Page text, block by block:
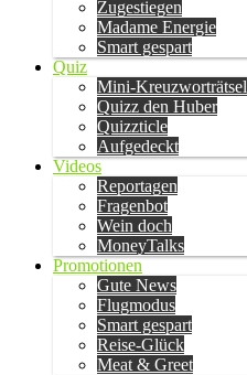
Zugestiegen
Madame Energie
Smart gespart
Quiz
Mini-Kreuzworträtsel
Quizz den Huber
Quizzticle
Aufgedeckt
Videos
Reportagen
Fragenbot
Wein doch
MoneyTalks
Promotionen
Gute News
Flugmodus
Smart gespart
Reise-Glück
Meat & Greet